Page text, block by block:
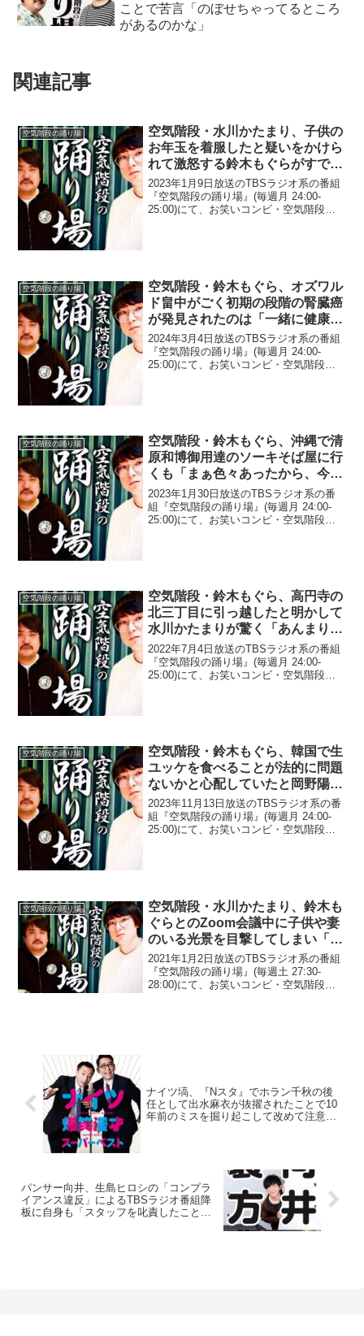
ことで苦言「のぼせちゃってるところ
があるのかな」
関連記事
空気階段の踊り場
空気階段・水川かたまり、子供の
お年玉を着服したと疑いをかけら
れて激怒する鈴木もぐらがすでに
「使っている」と告白したことに
ドン引き「怖い、怖い…」
2023年1月9日放送のTBSラジオ系の番組
『空気階段の踊り場』(毎週月 24:00-
25:00)にて、お笑いコンビ・空気階段の
空気階段の踊り場
空気階段・鈴木もぐら、オズワル
ド畠中がごく初期の段階の腎臓癌
が発見されたのは「一緒に健康診
断」を行ったことがきっかけだっ
たと明かす
2024年3月4日放送のTBSラジオ系の番組
『空気階段の踊り場』(毎週月 24:00-
25:00)にて、お笑いコンビ・空気階段の
空気階段の踊り場
空気階段・鈴木もぐら、沖縄で清
原和博御用達のソーキそば屋に行
くも「まぁ色々あったから、今
は…」
2023年1月30日放送のTBSラジオ系の番
組『空気階段の踊り場』(毎週月 24:00-
25:00)にて、お笑いコンビ・空気階段の
空気階段の踊り場
空気階段・鈴木もぐら、高円寺の
北三丁目に引っ越したと明かして
水川かたまりが驚く「あんまり自
分の住所をそこまで言う人いない
と思うよ(笑)」
2022年7月4日放送のTBSラジオ系の番組
『空気階段の踊り場』(毎週月 24:00-
25:00)にて、お笑いコンビ・空気階段の
空気階段の踊り場
空気階段・鈴木もぐら、韓国で生
ユッケを食べることが法的に問題
ないかと心配していたと岡野陽一
に暴露される「ハッパ系と同じに
してない？」
2023年11月13日放送のTBSラジオ系の番
組『空気階段の踊り場』(毎週月 24:00-
25:00)にて、お笑いコンビ・空気階段の
空気階段の踊り場
空気階段・水川かたまり、鈴木も
ぐらとのZoom会議中に子供や妻
のいる光景を目撃してしまい「も
ぐらに対して、こんなに羨ましい
気持ちになるとは…」と発言
2021年1月2日放送のTBSラジオ系の番組
『空気階段の踊り場』(毎週土 27:30-
28:00)にて、お笑いコンビ・空気階段の
ナイツ塙、『Nスタ』でホラン千秋の後
任として出水麻衣が抜擢されたことで10
年前のミスを掘り起こして改めて注意
パンサー向井、生島ヒロシの「コンプラ
イアンス違反」によるTBSラジオ番組降
板に自身も「スタッフを叱責したことあ